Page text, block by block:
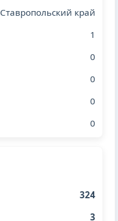
Ставропольский край
1
0
0
0
0
324
3